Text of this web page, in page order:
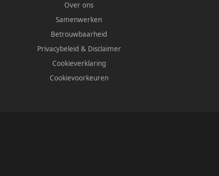
Over ons
Samenwerken
Betrouwbaarheid
Privacybeleid & Disclaimer
Cookieverklaring
Cookievoorkeuren